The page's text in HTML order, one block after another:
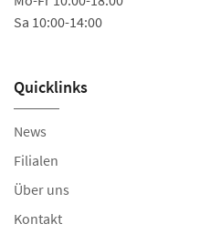
Sa 10:00-14:00
Quicklinks
News
Filialen
Über uns
Kontakt